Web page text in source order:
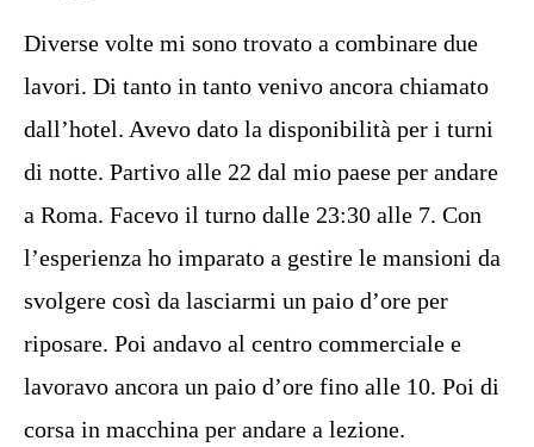
Diverse volte mi sono trovato a combinare due
lavori. Di tanto in tanto venivo ancora chiamato
dall’hotel. Avevo dato la disponibilità per i turni
di notte. Partivo alle 22 dal mio paese per andare
a Roma. Facevo il turno dalle 23:30 alle 7. Con
l’esperienza ho imparato a gestire le mansioni da
svolgere così da lasciarmi un paio d’ore per
riposare. Poi andavo al centro commerciale e
lavoravo ancora un paio d’ore fino alle 10. Poi di
corsa in macchina per andare a lezione.